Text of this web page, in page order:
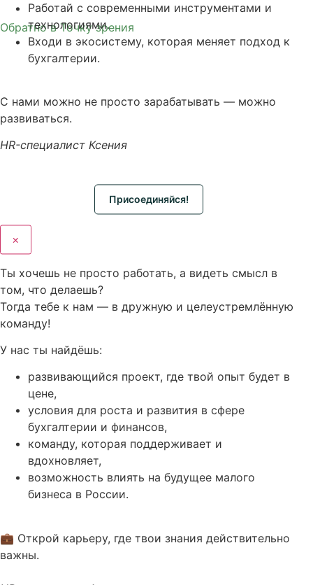
Обратно в Точку зрения
Работай с современными инструментами и
технологиями.
Входи в экосистему, которая меняет подход к
бухгалтерии.
С нами можно не просто зарабатывать — можно
развиваться.
HR-специалист Ксения
Присоединяйся!
×
Ты хочешь не просто работать, а видеть смысл в
том, что делаешь?
Тогда тебе к нам — в дружную и целеустремлённую
команду!
У нас ты найдёшь:
развивающийся проект, где твой опыт будет в
цене,
условия для роста и развития в сфере
бухгалтерии и финансов,
команду, которая поддерживает и
вдохновляет,
возможность влиять на будущее малого
бизнеса в России.
💼 Открой карьеру, где твои знания действительно
важны.